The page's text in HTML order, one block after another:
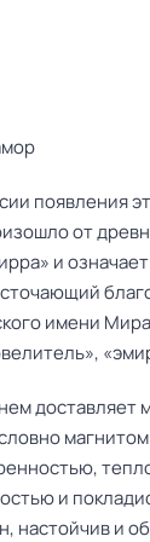
появления
от
и
имени
доставляет
и
настойчив и